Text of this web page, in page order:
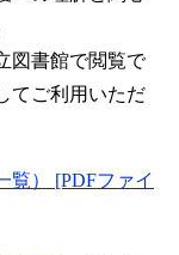
図書館で閲覧で
てご利用いただ
覧） [PDFファイ